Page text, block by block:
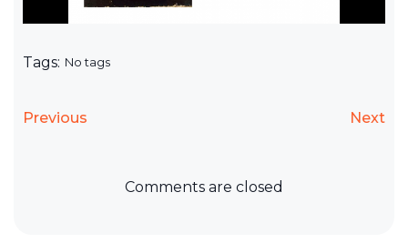
Tags: No tags
Previous Next
Comments are closed